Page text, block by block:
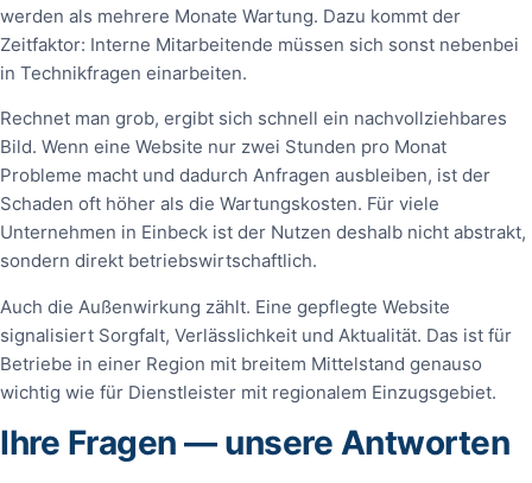
werden als mehrere Monate Wartung. Dazu kommt der
Zeitfaktor: Interne Mitarbeitende müssen sich sonst nebenbei
in Technikfragen einarbeiten.
Rechnet man grob, ergibt sich schnell ein nachvollziehbares
Bild. Wenn eine Website nur zwei Stunden pro Monat
Probleme macht und dadurch Anfragen ausbleiben, ist der
Schaden oft höher als die Wartungskosten. Für viele
Unternehmen in Einbeck ist der Nutzen deshalb nicht abstrakt,
sondern direkt betriebswirtschaftlich.
Auch die Außenwirkung zählt. Eine gepflegte Website
signalisiert Sorgfalt, Verlässlichkeit und Aktualität. Das ist für
Betriebe in einer Region mit breitem Mittelstand genauso
wichtig wie für Dienstleister mit regionalem Einzugsgebiet.
Ihre Fragen — unsere Antworten